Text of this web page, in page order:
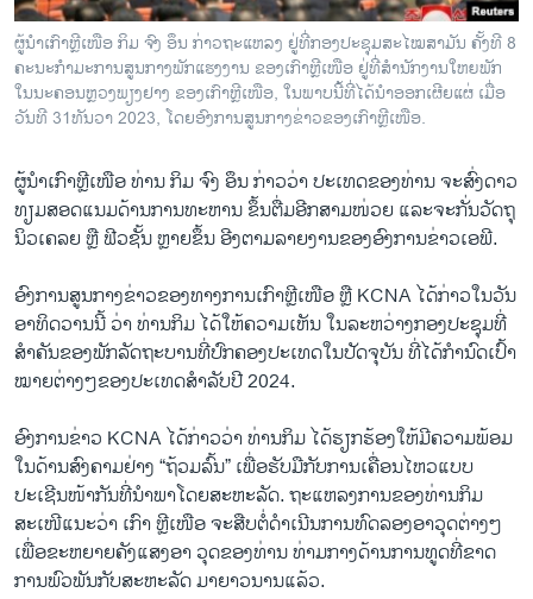
ສຽງ
ລາຍການກະຈາຍສຽງ
ລາຍງານ
ຕິດຕາມພວກເຮົາ ທີ່
ພາສາຕ່າງໆ
ຜູ້ນຳເກົາຫຼີເໜືອ ກິມ ຈົງ ອຶນ ກ່າວຖະແຫລງ ຢູ່ທີ່ກອງປະຊຸມສະໄໝສາມັນ ຄັ້ງທີ 8
ຄະນະກຳມະການສູນກາງພັກແຮງງານ ຂອງເກົາຫຼີເໜືອ ຢູ່ທີ່ສຳນັກງານໃຫຍພັກ
ໃນນະຄອນຫຼວງພຽງຢາງ ຂອງເກົາຫຼີເໜືອ, ໃນພາບນີ້ທີ່ໄດ້ນຳອອກເຜີຍແຜ່ ເມື່ອ
ວັນທີ 31ທັນວາ 2023, ໂດຍອົງການສູນກາງຂ່າວຂອງເກົາຫຼີເໜືອ.
ຜູ້ນຳເກົາຫຼີເໜືອ ທ່ານ ກິມ ຈົງ ອຶນ ກ່າວວ່າ ປະເທດຂອງທ່ານ ຈະສົ່ງດາວ
ທຽມສອດແນມດ້ານການທະຫານ ຂຶ້ນຕື່ມອີກສາມໜ່ວຍ ແລະຈະ​ກັ່ນວັດຖຸ
ນິວເຄລຍ ຫຼື ຟີວຊັ້ນ ຫຼາຍຂຶ້ນ ອີງ​ຕາ​ມ​ລາຍ​ງານ​ຂອງ​ອົງ​ການ​ຂ່າວ​ເອ​ພີ.
ອົງການສູນກາງຂ່າວຂອງທາງການເກົາຫຼີເໜືອ ຫຼື KCNA ໄດ້ກ່າວໃນວັນ
ອາທິດວານນີ້ ວ່າ ທ່ານກິມ ໄດ້ໃຫ້ຄວາມເຫັນ ໃນລະຫວ່າງກອງປະຊຸມທີ່
ສຳຄັນຂອງພັກລັດ​ຖະ​ບານ​ທີ່ປົກຄອງປະເທດໃນປັດຈຸບັນ ທີ່ໄດ້ກຳນົດເປົ້າ
ໝາຍຕ່າງໆຂອງປະເທດສຳລັບປີ 2024.
ອົງການຂ່າວ KCNA ໄດ້ກ່າວວ່າ ທ່ານກິມ ໄດ້ຮຽກຮ້ອງໃຫ້ມີຄວາມພ້ອມ
ໃນດ້ານສົງຄາມຢ່າງ “ຖ້ວມລົ້ນ” ເພື່ອຮັບມືກັບການເຄື່ອນໄຫວແບບ
ປະເຊີນໜ້າກັນທີ່ນຳພາໂດຍສະຫະລັດ. ຖະແຫລງການຂອງທ່ານກິມ
ສະເໜີແນະວ່າ ເກົາ ຫຼີເໜືອ ຈະສືບຕໍ່ດຳເນີນການທົດລອງອາວຸດຕ່າງໆ
ເພື່ອຂະຫຍາຍຄັງແສງອາ ວຸດຂອງທ່ານ ທ່າມກາງດ້ານການທູດທີ່ຂາດ
ການພົວພັນກັບສະຫະລັດ ມາຍາວນານແລ້ວ.